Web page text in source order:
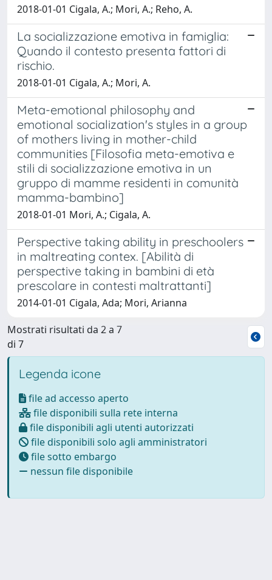
2018-01-01 Cigala, A.; Mori, A.; Reho, A.
La socializzazione emotiva in famiglia:
Quando il contesto presenta fattori di
rischio.
2018-01-01 Cigala, A.; Mori, A.
Meta-emotional philosophy and
emotional socialization's styles in a group
of mothers living in mother-child
communities [Filosofia meta-emotiva e
stili di socializzazione emotiva in un
gruppo di mamme residenti in comunità
mamma-bambino]
2018-01-01 Mori, A.; Cigala, A.
Perspective taking ability in preschoolers
in maltreating contex. [Abilità di
perspective taking in bambini di età
prescolare in contesti maltrattanti]
2014-01-01 Cigala, Ada; Mori, Arianna
Mostrati risultati da 2 a 7
di 7
Legenda icone
file ad accesso aperto
file disponibili sulla rete interna
file disponibili agli utenti autorizzati
file disponibili solo agli amministratori
file sotto embargo
nessun file disponibile